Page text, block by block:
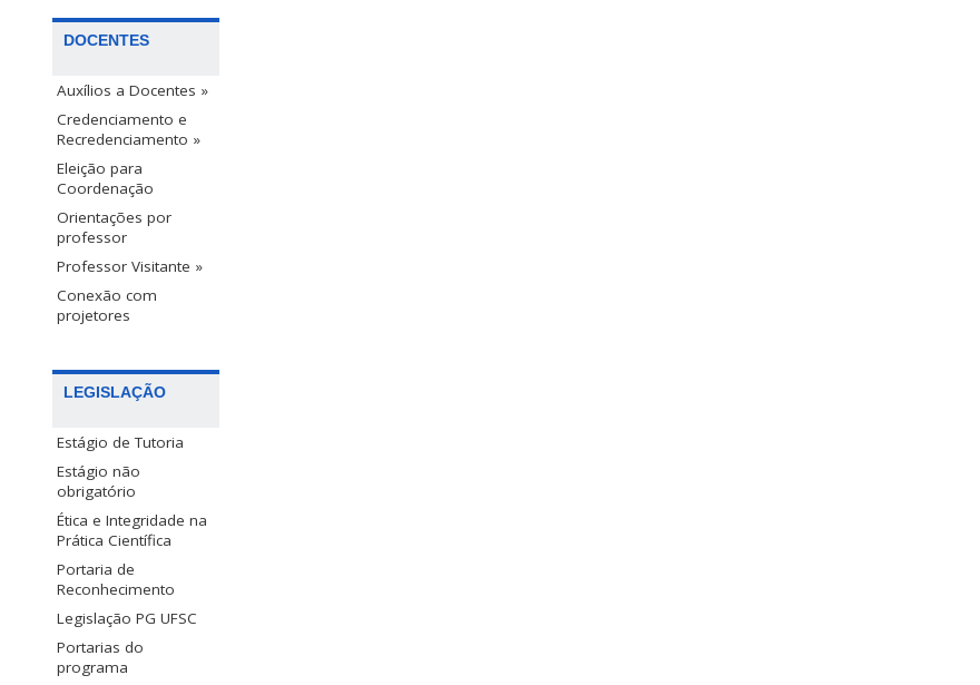
DOCENTES
Auxílios a Docentes »
Credenciamento e
Recredenciamento »
Eleição para
Coordenação
Orientações por
professor
Professor Visitante »
Conexão com
projetores
LEGISLAÇÃO
Estágio de Tutoria
Estágio não
obrigatório
Ética e Integridade na
Prática Científica
Portaria de
Reconhecimento
Legislação PG UFSC
Portarias do
programa